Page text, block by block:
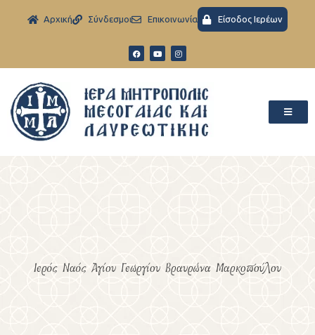
Aρχική Σύνδεσμοι Eπικοινωνία Είσοδος Ιερέων
Ιερός Ναός Αγίου Γεωργίου Βραυρώνα Μαρκοπούλου